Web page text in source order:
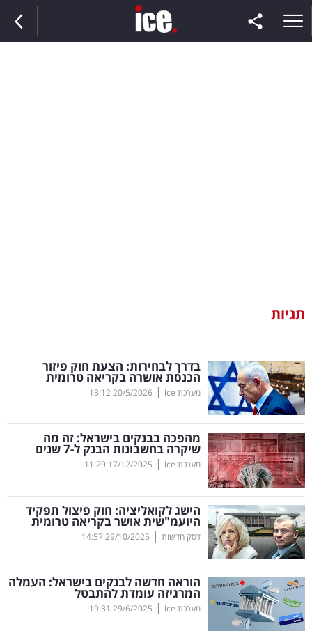
וצרכנות
דיגיטל
וטק
שיווק
ופרסום
משפט
מדדים
ומחקרים
דעות
רכילות
עסקית
תגיות
בדרך לבחירות: הצעת חוק פיזור
הכנסת אושרה בקריאה טרומית
מערכת ice |
20/5/2026
13:12
מהפכה בבנקים בישראל: זה מה
שיקרה בחשבונות הבנק ל-7 שנים
מערכת ice |
17/12/2025
11:29
הישג לקואליציה: חוק פיצול תפקיד
היועמ"שית אושר בקריאה טרומית
דסק חדשות |
29/10/2025
14:57
הוראה חדשה לבנקים בישראל: העמלה
המרגיזה עומדת להתבטל
מערכת ice |
29/6/2025
19:31